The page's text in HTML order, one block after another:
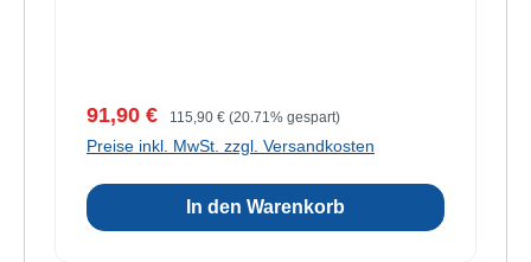
Verkaufspreis:
91,90 € Regulärer Preis:
115,90 € (20.71% gespart)
Preise inkl. MwSt. zzgl. Versandkosten
In den Warenkorb